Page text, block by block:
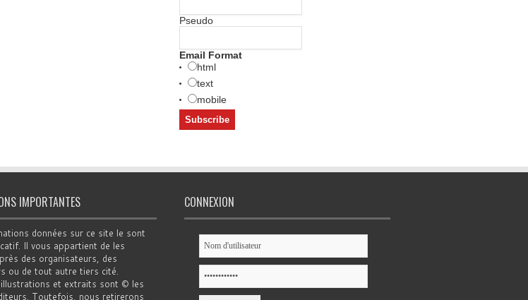
Pseudo
Email Format
html
text
mobile
IMPORTANTES
données sur ce site le sont
Il vous appartient de les
des organisateurs, des
ou de tout autre tiers cité.
illustrations et extraits sont © les
Toutefois, nous retirerons
CONNEXION